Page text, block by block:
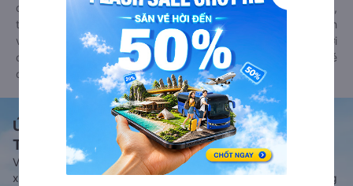
đặt vé cho phép người dùng so sánh giá cả, giờ khởi hành,
thời gian di chuyển của nhiều phương tiện máy bay, xe khách
và tàu hoả. Hệ thống của Goyolo được liên kết trực tiếp với
các hãng máy bay, xe khách và tàu hoả, luôn đảm bảo có vé
cho bạn di chuyển.
Ứng dụng đặt vé Xe khách, Máy bay,
Tàu hoả và Thuê xe
Vexere - ứng dụng đặt vé đa phương tiện với hơn 3000+ nhà
xe chất lượng cao, 5000+ tuyến đường toàn quốc, tất cả hãng